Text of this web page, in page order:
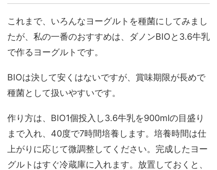
これまで、いろんなヨーグルトを種菌にしてみまし
たが、私の一番のおすすめは、ダノンBIOと3.6牛乳
で作るヨーグルトです。
BIOは決して安くはないですが、賞味期限が長めで
種菌として扱いやすいです。
作り方は、BIO1個投入し3.6牛乳を900mlの目盛り
まで入れ、40度で7時間培養します。培養時間は仕
上がりに応じて微調整してください。完成したヨー
グルトはすぐ冷蔵庫に入れます。放置しておくと、